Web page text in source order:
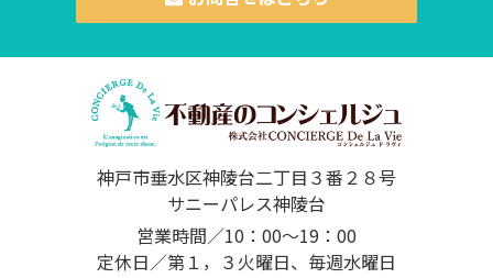
神戸市垂水区神陵台二丁目３番２８号
サニーパレス神陵台
営業時間／10：00～19：00
定休日／第１，３火曜日、毎週水曜日